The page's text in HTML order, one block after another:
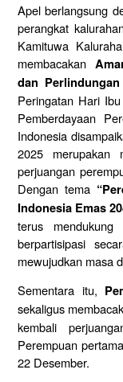
Apel berlangsung
perangkat
Kamituwa
membacakan
dan
Peringatan Hari
Pemberdayaan
Indonesia
2025 merupakan
perjuangan
Dengan tema
Indonesia Emas
terus mendukung
berpartisipasi
mewujudkan masa
Sementara itu,
sekaligus
kembali
Perempuan
22 Desember.